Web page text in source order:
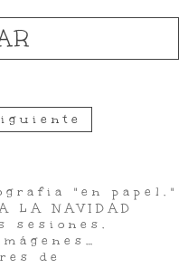
"en papel."
LA NAVIDAD
sesiones.
de